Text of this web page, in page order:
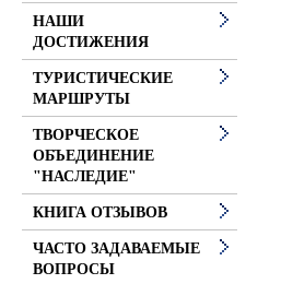
НАШИ
ДОСТИЖЕНИЯ
ТУРИСТИЧЕСКИЕ
МАРШРУТЫ
ТВОРЧЕСКОЕ
ОБЪЕДИНЕНИЕ
"НАСЛЕДИЕ"
КНИГА ОТЗЫВОВ
ЧАСТО ЗАДАВАЕМЫЕ
ВОПРОСЫ